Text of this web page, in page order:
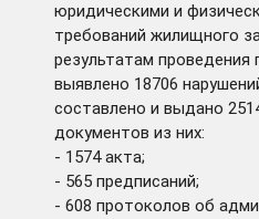
юридическими и
требований жилищного
результатам проведения
выявлено 18706
составлено и выдано
документов из них:
- 1574 акта;
- 565 предписаний;
- 608 протоколов об